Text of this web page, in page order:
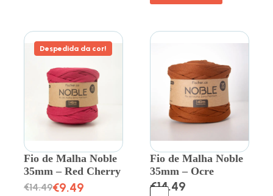
Despedida da cor!
Fio de Malha Noble
35mm – Red Cherry
€14.49€9.49
Fio de Malha Noble
35mm – Ocre
€14.49